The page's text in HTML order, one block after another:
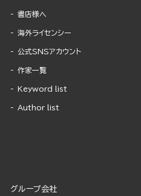
書店様へ
海外ライセンシー
公式SNSアカウント
作家一覧
Keyword list
Author list
グループ会社